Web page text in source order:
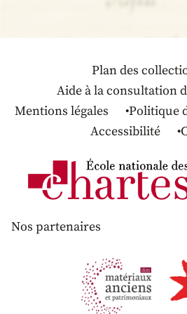
Plan des
Aide à la consultation
Mentions légales
Politique
Accessibilité
Nos partenaires